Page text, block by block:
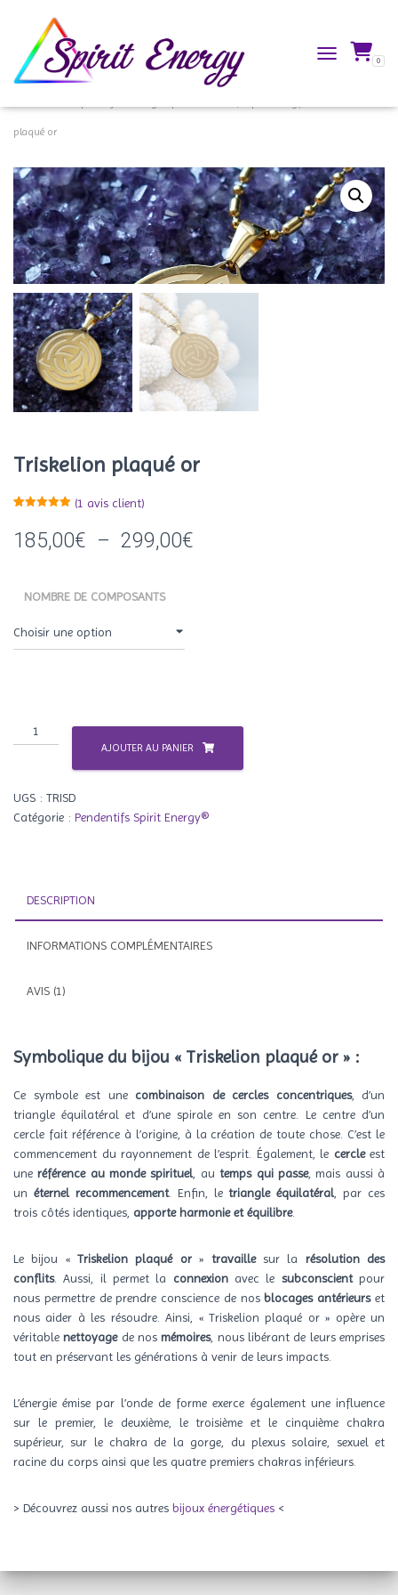
TOGGLE 0
plaqué or
Triskelion plaqué or
basé sur
notation
(1 avis client)
185,00€ – 299,00€
NOMBRE DE COMPOSANTS
quantité
de
or
AJOUTER AU PANIER
UGS : TRISD
Catégorie : Pendentifs Spirit Energy®
DESCRIPTION
INFORMATIONS COMPLÉMENTAIRES
AVIS (1)
Symbolique du bijou « Triskelion plaqué or » :
Ce symbole est une combinaison de cercles concentriques, d’un
triangle équilatéral et d’une spirale en son centre. Le centre d’un
cercle fait référence à l’origine, à la création de toute chose. C’est le
commencement du rayonnement de l’esprit. Également, le cercle est
une référence au monde spirituel , au temps qui passe, mais aussi à
un éternel recommencement. Enfin, le triangle équilatéral , par ces
trois côtés identiques, apporte harmonie et équilibre.
Le bijou « Triskelion plaqué or » travaille sur la
résolution des
conflits. Aussi, il permet la connexion avec le subconscient pour
nous permettre de prendre conscience de nos blocages antérieurs et
nous aider à les résoudre. Ainsi, « Triskelion plaqué or » opère un
véritable nettoyage de nos mémoires, nous libérant de leurs emprises
tout en préservant les générations à venir de leurs impacts.
L’énergie émise par l’onde de forme exerce également une influence
sur le premier, le deuxième, le troisième et le cinquième chakra
supérieur, sur le chakra de la gorge, du plexus solaire, sexuel et
racine du corps ainsi que les quatre premiers chakras inférieurs.
> Découvrez aussi nos autres bijoux énergétiques <